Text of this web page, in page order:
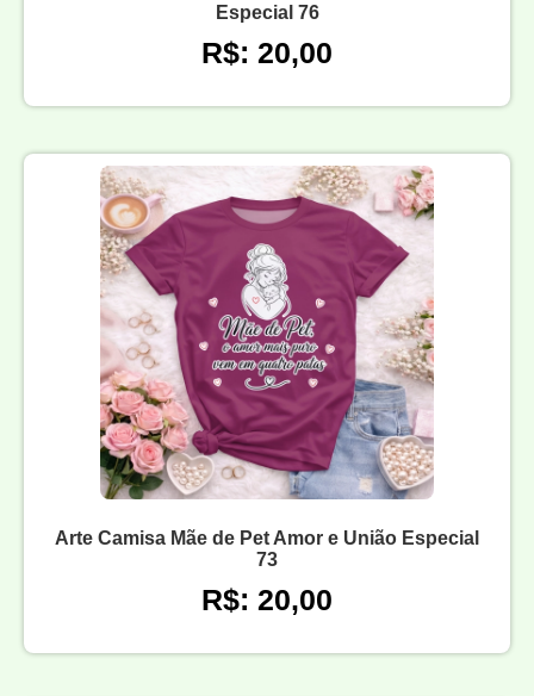
Especial 76
R$: 20,00
Arte Camisa Mãe de Pet Amor e União Especial
73
R$: 20,00